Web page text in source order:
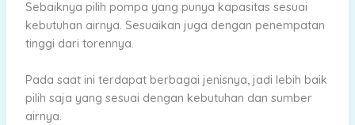
Sebaiknya pilih pompa yang punya kapasitas sesuai
kebutuhan airnya. Sesuaikan juga dengan penempatan
tinggi dari torennya.
Pada saat ini terdapat berbagai jenisnya, jadi lebih baik
pilih saja yang sesuai dengan kebutuhan dan sumber
airnya.